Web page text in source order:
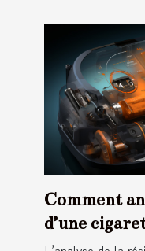
Comment
d’une